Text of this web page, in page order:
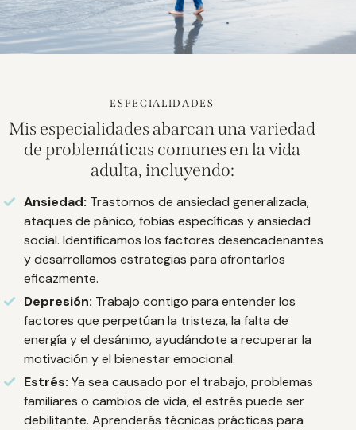
ESPECIALIDADES
Mis especialidades abarcan una variedad
de problemáticas comunes en la vida
adulta, incluyendo:
Ansiedad: Trastornos de ansiedad generalizada,
ataques de pánico, fobias específicas y ansiedad
social. Identificamos los factores desencadenantes
y desarrollamos estrategias para afrontarlos
eficazmente.
Depresión: Trabajo contigo para entender los
factores que perpetúan la tristeza, la falta de
energía y el desánimo, ayudándote a recuperar la
motivación y el bienestar emocional.
Estrés: Ya sea causado por el trabajo, problemas
familiares o cambios de vida, el estrés puede ser
debilitante. Aprenderás técnicas prácticas para